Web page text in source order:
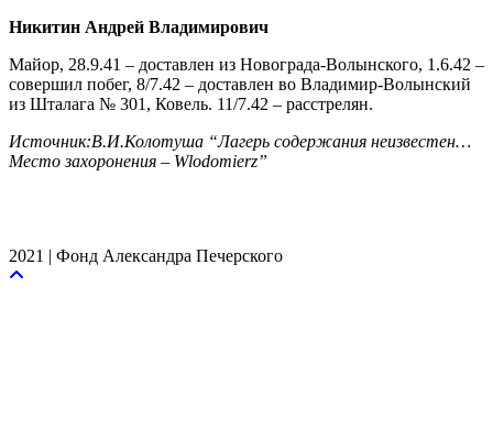
Никитин Андрей Владимирович
Майор, 28.9.41 – доставлен из Новограда-Волынского, 1.6.42 –
совершил побег, 8/7.42 – доставлен во Владимир-Волынский
из Шталага № 301, Ковель. 11/7.42 – расстрелян.
Источник:В.И.Колотуша “Лагерь содержания неизвестен…
Место захоронения – Wlodomierz”
2021 | Фонд Александра Печерского